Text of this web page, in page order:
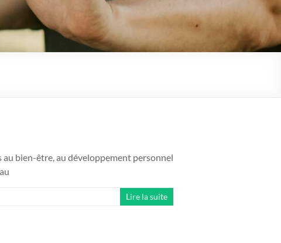
bien-être, au développement personnel
Lire la suite